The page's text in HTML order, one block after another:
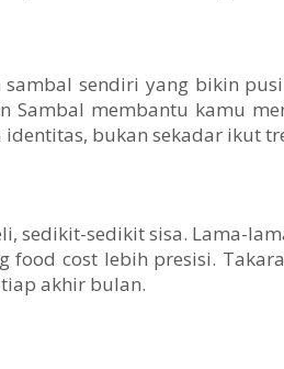
sendiri yang bikin
Sambal membantu kamu
bukan sekadar ikut
sedikit-sedikit sisa. Lama-
food cost lebih presisi.
akhir bulan.